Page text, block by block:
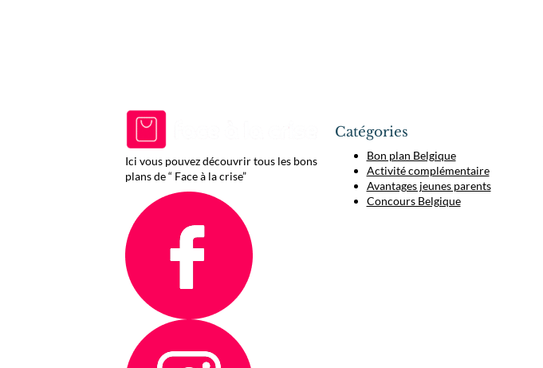
Ici vous pouvez découvrir tous les bons
plans de “ Face à la crise”
Catégories
Bon plan Belgique
Activité complémentaire
Avantages jeunes parents
Concours Belgique